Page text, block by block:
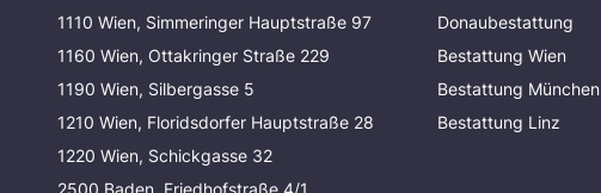
1110 Wien, Simmeringer Hauptstraße 97
1160 Wien, Ottakringer Straße 229
1190 Wien, Silbergasse 5
1210 Wien, Floridsdorfer Hauptstraße 28
1220 Wien, Schickgasse 32
2500 Baden, Friedhofstraße 4/1
Donaubestattung
Bestattung Wien
Bestattung München
Bestattung Linz